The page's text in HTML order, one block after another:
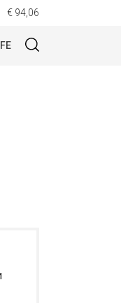
€ 94,06